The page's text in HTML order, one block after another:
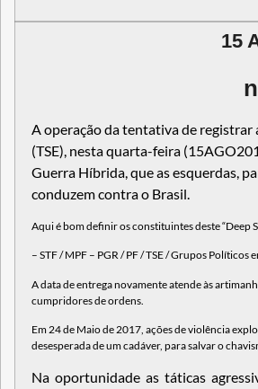
15
A operação da tentativa de
(TSE), nesta quarta-feira
Guerra Híbrida, que as esquerdas,
conduzem contra o Brasil.
Aqui é bom definir os constituintes deste “Deep
– STF / MPF – PGR / PF / TSE / Grupos
A data de entrega novamente atende às
cumpridores de ordens.
Em 24 de Maio de 2017, ações de violência
desesperada de um cadáver, para salvar o
Na oportunidade as táticas